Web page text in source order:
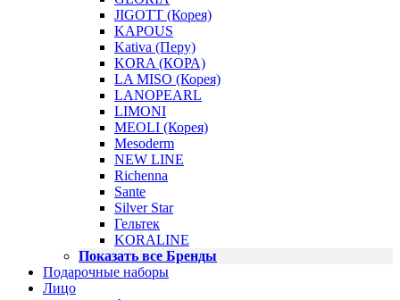
JIGOTT (Корея)
KAPOUS
Kativa (Перу)
KORA (КОРА)
LA MISO (Корея)
LANOPEARL
LIMONI
MEOLI (Корея)
Mesoderm
NEW LINE
Richenna
Sante
Silver Star
Гельтек
KORALINE
Показать все Бренды
Подарочные наборы
Лицо